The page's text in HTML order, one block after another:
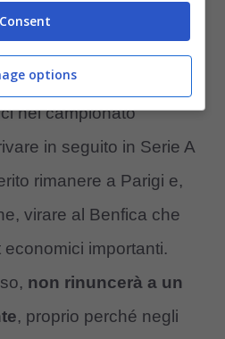
del Psg su
è statol’obiettivo della
era giovanissimo e
nel campionato
in seguito in Serie A
rimanere a Parigi e,
virare al Benfica che
importanti.
non rinuncerà a un
, proprio perché negli
Consent
options